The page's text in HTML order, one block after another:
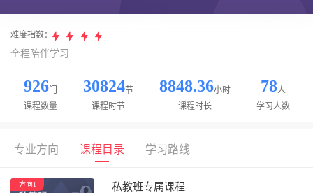
难度指数：
全程陪伴学习
926门
课程数量
30824节
课程时节
8848.36小时
课程时长
78人
学习人数
专业方向 课程目录 学习路线
方向1 私教班专属课程